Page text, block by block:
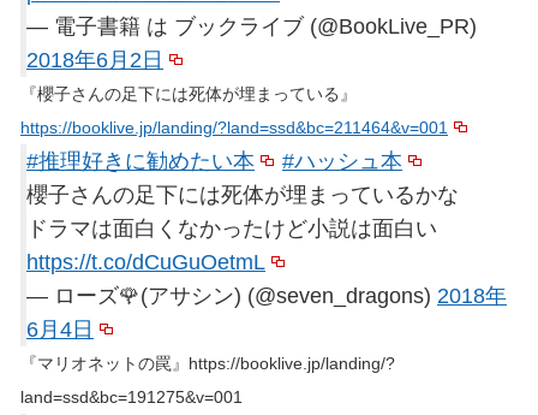
— 電子書籍 は ブックライブ (@BookLive_PR)
2018年6月2日
『櫻子さんの足下には死体が埋まっている』
https://booklive.jp/landing/?land=ssd&bc=211464&v=001
#推理好きに勧めたい本
#ハッシュ本
櫻子さんの足下には死体が埋まっているかな
ドラマは面白くなかったけど小説は面白い
https://t.co/dCuGuOetmL
— ローズ🌹(アサシン) (@seven_dragons) 2018年
6月4日
『マリオネットの罠』https://booklive.jp/landing/?
land=ssd&bc=191275&v=001